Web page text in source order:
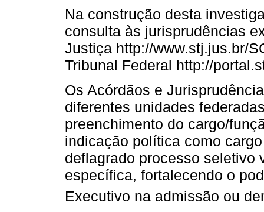
Na construção desta
consulta às jurisprudências
Justiça http://www.stj.jus.br/
Tribunal Federal http://
Os Acórdãos e
diferentes unidades
preenchimento do cargo/
indicação política como
deflagrado processo seletivo
específica, fortalecendo o
Executivo na admissão ou